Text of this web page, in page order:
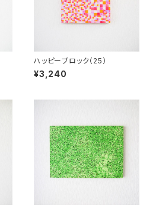
ハッピーブロック（25）
¥3,240